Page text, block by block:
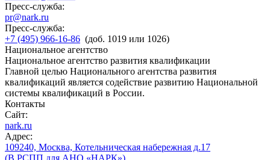
Пресс-служба:
pr@nark.ru
Пресс-служба:
+7 (495) 966-16-86 (доб. 1019 или 1026)
Национальное агентство
Национальное агентство развития квалификации
Главной целью Национального агентства развития
квалификаций является содействие развитию Национальной
системы квалификаций в России.
Контакты
Сайт:
nark.ru
Адрес:
109240, Москва, Котельническая набережная д.17
(В РСПП для АНО «НАРК»)